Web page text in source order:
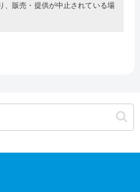
、販売・提供が中止されている場